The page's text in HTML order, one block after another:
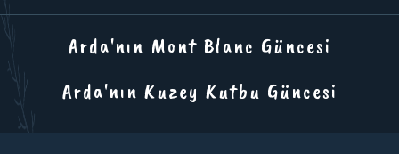
Arda'nın Mont Blanc Güncesi
Arda'nın Kuzey Kutbu Güncesi